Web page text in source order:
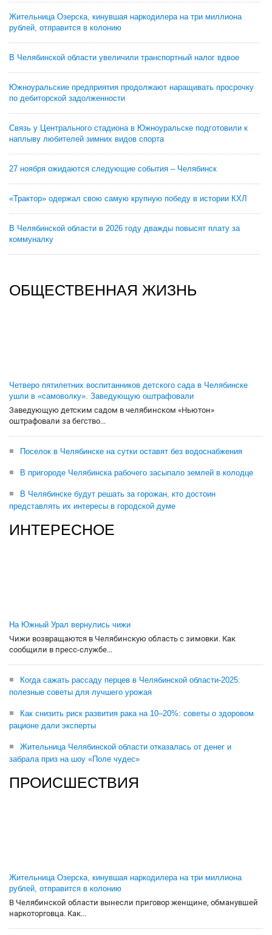
Жительница Озерска, кинувшая наркодилера на три миллиона
рублей, отправится в колонию
В Челябинской области увеличили транспортный налог вдвое
Южноуральские предприятия продолжают наращивать просрочку
по дебиторской задолженности
Связь у Центрального стадиона в Южноуральске подготовили к
наплыву любителей зимних видов спорта
27 ноября ожидаются следующие события – Челябинск
«Трактор» одержал свою самую крупную победу в истории КХЛ
В Челябинской области в 2026 году дважды повысят плату за
коммуналку
ОБЩЕСТВЕННАЯ ЖИЗНЬ
Четверо пятилетних воспитанников детского сада в Челябинске
ушли в «самоволку». Заведующую оштрафовали
Заведующую детским садом в челябинском «Ньютон»
оштрафовали за бегство...
Поселок в Челябинске на сутки оставят без водоснабжения
В пригороде Челябинска рабочего засыпало землей в колодце
В Челябинске будут решать за горожан, кто достоин
представлять их интересы в городской думе
ИНТЕРЕСНОЕ
На Южный Урал вернулись чижи
Чижи возвращаются в Челябинскую область с зимовки. Как
сообщили в пресс-службе...
Когда сажать рассаду перцев в Челябинской области-2025:
полезные советы для лучшего урожая
Как снизить риск развития рака на 10–20%: советы о здоровом
рационе дали эксперты
Жительница Челябинской области отказалась от денег и
забрала приз на шоу «Поле чудес»
ПРОИСШЕСТВИЯ
Жительница Озерска, кинувшая наркодилера на три миллиона
рублей, отправится в колонию
В Челябинской области вынесли приговор женщине, обманувшей
наркоторговца. Как...